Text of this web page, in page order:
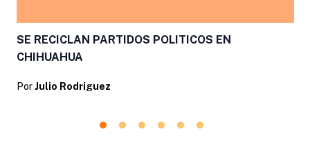
SE RECICLAN PARTIDOS POLITICOS EN
CHIHUAHUA
Por Julio Rodriguez